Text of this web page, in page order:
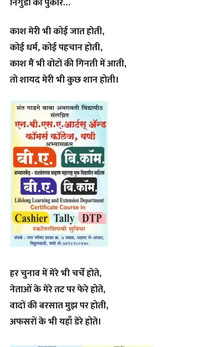
काश मेरी भी कोई जात होती,
कोई धर्म, कोई पहचान होती,
काश मैं भी वोटों की गिनती में आती,
तो शायद मेरी भी कुछ शान होती।
हर चुनाव में मेरे भी चर्चे होते,
नेताओं के मेरे तट पर फेरे होते,
वादों की बरसात मुझ पर होती,
अफसरों के भी यहाँ डेरे होते।